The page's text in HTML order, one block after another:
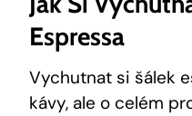
Espressa
Vychutnat si šálek
kávy, ale o celém